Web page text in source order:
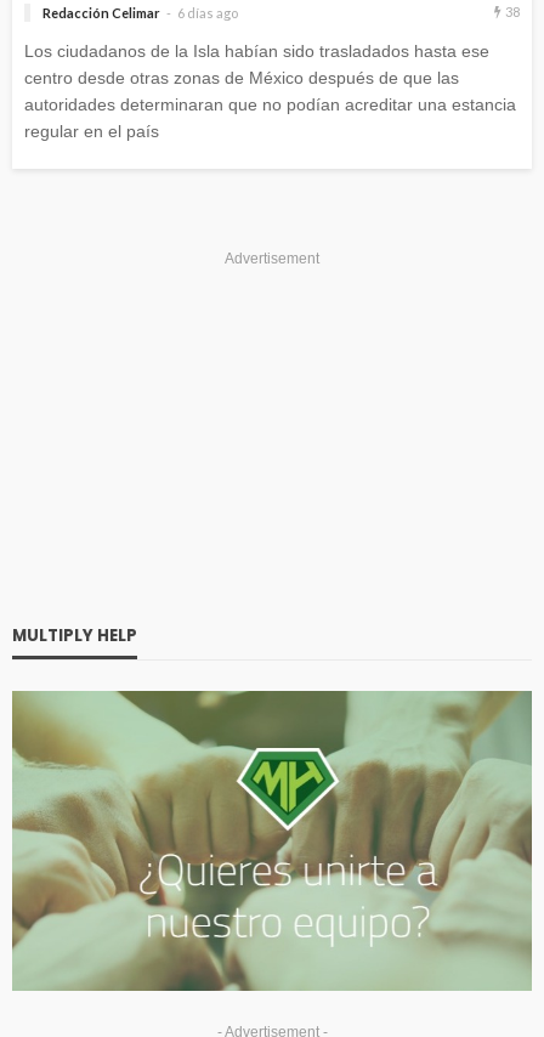
Redacción Celimar 6 días ago 38
Los ciudadanos de la Isla habían sido trasladados hasta ese
centro desde otras zonas de México después de que las
autoridades determinaran que no podían acreditar una estancia
regular en el país
Advertisement
MULTIPLY HELP
- Advertisement -